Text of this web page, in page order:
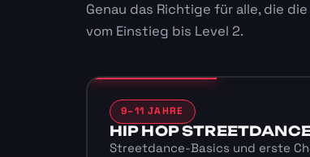
Genau das Richtige für alle, die
vom Einstieg bis Level 2.
9–11 JAHRE
HIP HOP
Streetdance-Basics und erste